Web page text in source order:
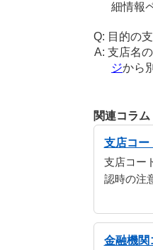
細情報
目的の
支店名
ジから
関連コラム
支店コー
支店コー
認時の注
金融機関